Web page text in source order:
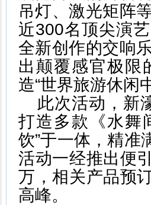
吊灯、激光矩阵
近300名顶尖演
全新创作的交响
出颠覆感官极限
造“世界旅游休闲
此次活动，新
打造多款《水舞
饮”于一体，精准
活动一经推出便
万，相关产品预
高峰。